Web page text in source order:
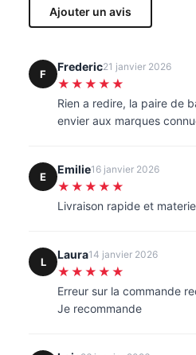
Ajouter un avis
F
Frederic21 janvier 2026
★★★★★
Rien a redire, la paire de
envier aux marques
E
Emilie16 janvier 2026
★★★★★
Livraison rapide et
L
Laura14 janvier 2026
★★★★★
Erreur sur la commande
Je recommande